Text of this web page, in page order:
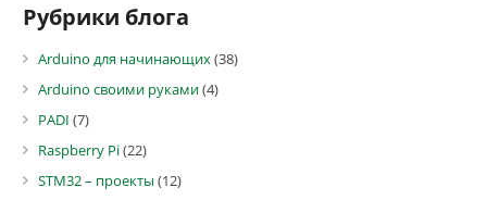
Рубрики блога
Arduino для начинающих(38)
Arduino своими руками(4)
PADI (7)
Raspberry Pi(22)
STM32 – проекты (12)